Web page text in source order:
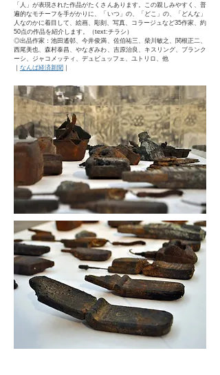
「人」が表現された作品がたくさんあります。この親しみやすく、普
遍的なモチーフを手がかりに、「いつ」の、「どこ」の、「どんな」
人なのかに着目して、絵画、彫刻、写真、コラージュなど35作家、約
50点の作品を紹介します。
（text:チラシ）
◎出品作家：池田遙邨、今井俊満、佐伯祐三、柴川敏之、関根正二、
西尾美也、森村泰昌、やなぎみわ、吉原治良、キスリング、ブランク
ーシ、ジャコメッティ、デュビュッフェ、ユトリロ、他
｜ なんば経済新聞 ｜